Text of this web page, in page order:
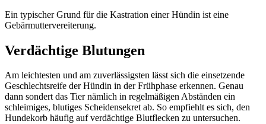
Ein typischer Grund für die Kastration einer Hündin ist eine
Gebärmuttervereiterung.
Verdächtige Blutungen
Am leichtesten und am zuverlässigsten lässt sich die einsetzende
Geschlechtsreife der Hündin in der Frühphase erkennen. Genau
dann sondert das Tier nämlich in regelmäßigen Abständen ein
schleimiges, blutiges Scheidensekret ab. So empfiehlt es sich, den
Hundekorb häufig auf verdächtige Blutflecken zu untersuchen.